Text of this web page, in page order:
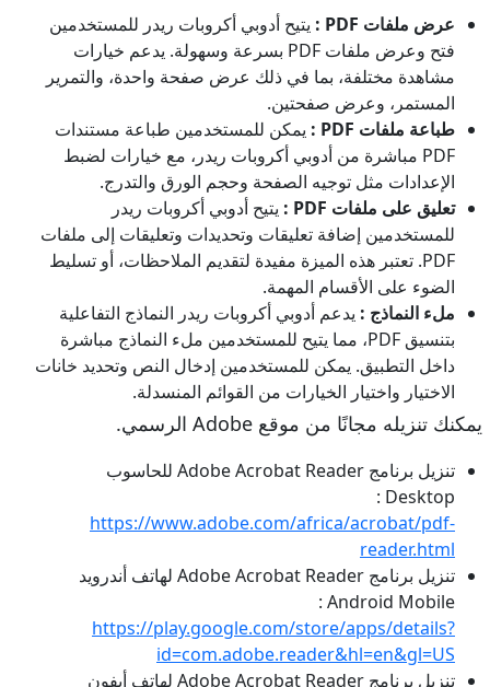
عرض ملفات PDF :
يتيح أدوبي أكروبات ريدر للمستخدمين
فتح وعرض ملفات PDF بسرعة وسهولة. يدعم خيارات
مشاهدة مختلفة، بما في ذلك عرض صفحة واحدة، والتمرير
المستمر، وعرض صفحتين.
طباعة ملفات PDF :
يمكن للمستخدمين طباعة مستندات
PDF مباشرة من أدوبي أكروبات ريدر، مع خيارات لضبط
الإعدادات مثل توجيه الصفحة وحجم الورق والتدرج.
تعليق على ملفات PDF :
يتيح أدوبي أكروبات ريدر
للمستخدمين إضافة تعليقات وتحديدات وتعليقات إلى ملفات
PDF. تعتبر هذه الميزة مفيدة لتقديم الملاحظات، أو تسليط
الضوء على الأقسام المهمة.
ملء النماذج : يدعم أدوبي أكروبات ريدر النماذج التفاعلية
بتنسيق PDF، مما يتيح للمستخدمين ملء النماذج مباشرة
داخل التطبيق. يمكن للمستخدمين إدخال النص وتحديد خانات
الاختيار واختيار الخيارات من القوائم المنسدلة.
يمكنك تنزيله مجانًا من موقع Adobe الرسمي.
تنزيل برنامج Adobe Acrobat Reader للحاسوب
Desktop :
https://www.adobe.com/africa/acrobat/pdf-
reader.html
تنزيل برنامج Adobe Acrobat Reader لهاتف أندرويد
Android Mobile :
https://play.google.com/store/apps/details?
id=com.adobe.reader&hl=en&gl=US
تنزيل برنامج Adobe Acrobat Reader لهاتف أيفون